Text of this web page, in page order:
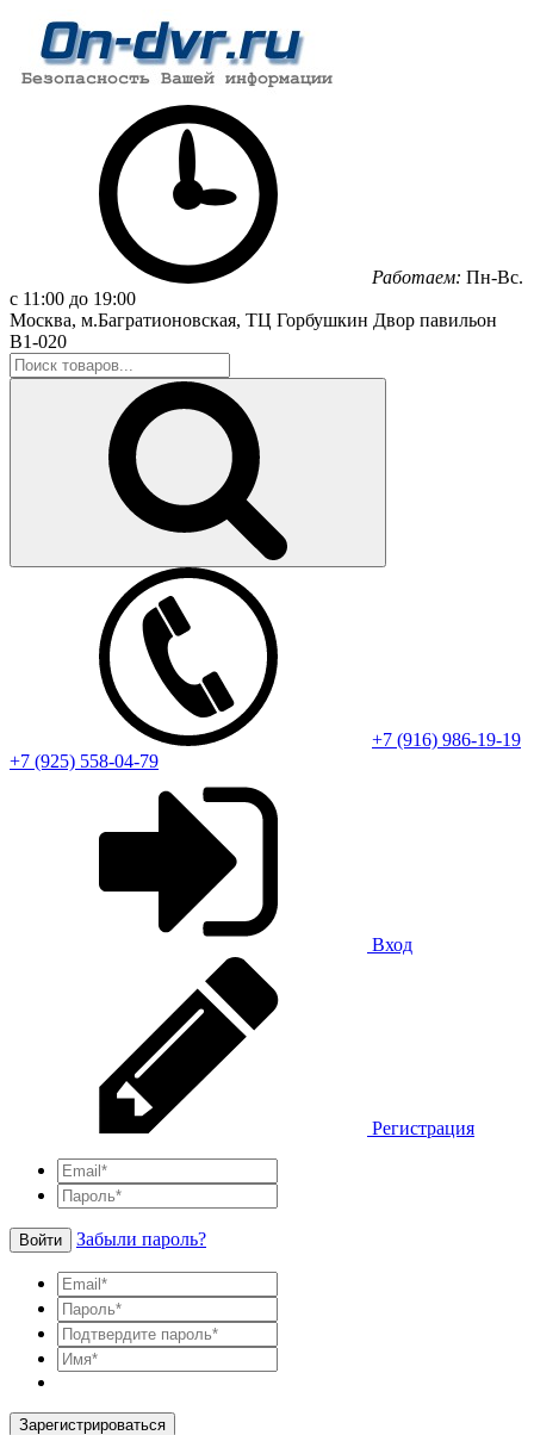
Работаем: Пн-Вс.
с 11:00 до 19:00
Москва, м.Багратионовская, ТЦ Горбушкин Двор павильон
B1-020
+7 (916) 986-19-19
+7 (925) 558-04-79
Вход
Регистрация
Войти Забыли пароль?
Зарегистрироваться